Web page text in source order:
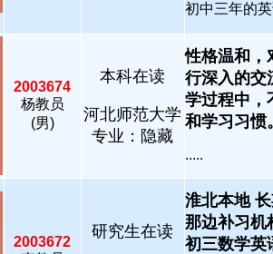
初中三年的
2003674
杨教员
(男)
本科在读
河北师范大学
专业：隐藏
性格温和，
行深入的交
学过程中，
和学习习惯
.....
2003672
研究生在读
淮北本地
那边补习机
初三数学英